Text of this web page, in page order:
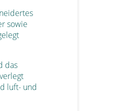
sowie
das
luft- und